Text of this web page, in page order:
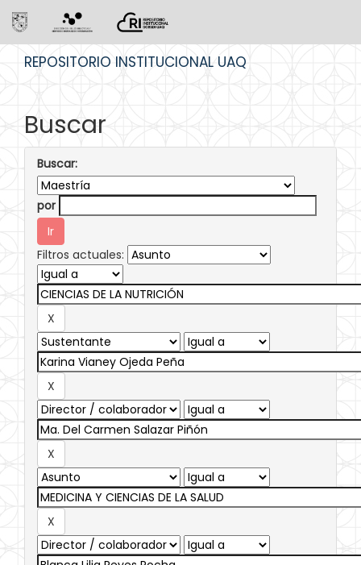
REPOSITORIO INSTITUCIONAL UAQ
Buscar
Buscar:
por
Filtros actuales: